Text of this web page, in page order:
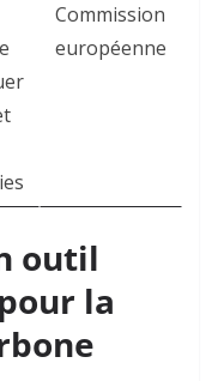
Commission
européenne
outil
la